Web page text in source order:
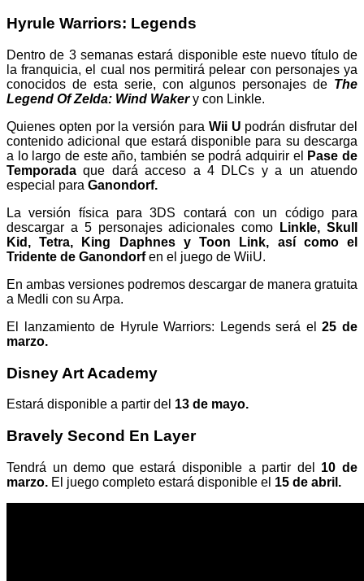
Hyrule Warriors: Legends
Dentro de 3 semanas estará disponible este nuevo título de
la franquicia, el cual nos permitirá pelear con personajes ya
conocidos de esta serie, con algunos personajes de The
Legend Of Zelda: Wind Wakery con Linkle.
Quienes opten por la versión para Wii U podrán disfrutar del
contenido adicional que estará disponible para su descarga
a lo largo de este año, también se podrá adquirir el
Pase de
Temporada que dará acceso a 4 DLCs y a un atuendo
especial para Ganondorf.
La versión física para 3DS contará con un código para
descargar a 5 personajes adicionales como
Linkle, Skull
Kid, Tetra, King Daphnes y Toon Link, así como el
Tridente de Ganondorfen el juego de WiiU.
En ambas versiones podremos descargar de manera gratuita
a Medli con su Arpa.
El lanzamiento de Hyrule Warriors: Legends será el25 de
marzo.
Disney Art Academy
Estará disponible a partir del 13 de mayo.
Bravely Second En Layer
Tendrá un demo que estará disponible a partir del 10 de
marzo. El juego completo estará disponible el 15 de abril.